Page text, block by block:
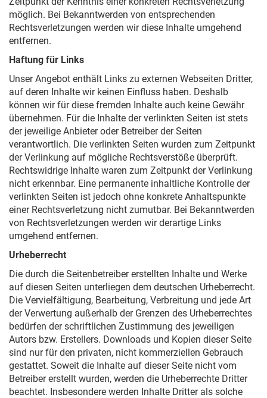
möglich. Bei Bekanntwerden von entsprechenden
Rechtsverletzungen werden wir diese Inhalte umgehend
entfernen.
Haftung für Links
Unser Angebot enthält Links zu externen Webseiten Dritter,
auf deren Inhalte wir keinen Einfluss haben. Deshalb
können wir für diese fremden Inhalte auch keine Gewähr
übernehmen. Für die Inhalte der verlinkten Seiten ist stets
der jeweilige Anbieter oder Betreiber der Seiten
verantwortlich. Die verlinkten Seiten wurden zum Zeitpunkt
der Verlinkung auf mögliche Rechtsverstöße überprüft.
Rechtswidrige Inhalte waren zum Zeitpunkt der Verlinkung
nicht erkennbar. Eine permanente inhaltliche Kontrolle der
verlinkten Seiten ist jedoch ohne konkrete Anhaltspunkte
einer Rechtsverletzung nicht zumutbar. Bei Bekanntwerden
von Rechtsverletzungen werden wir derartige Links
umgehend entfernen.
Urheberrecht
Die durch die Seitenbetreiber erstellten Inhalte und Werke
auf diesen Seiten unterliegen dem deutschen Urheberrecht.
Die Vervielfältigung, Bearbeitung, Verbreitung und jede Art
der Verwertung außerhalb der Grenzen des Urheberrechtes
bedürfen der schriftlichen Zustimmung des jeweiligen
Autors bzw. Erstellers. Downloads und Kopien dieser Seite
sind nur für den privaten, nicht kommerziellen Gebrauch
gestattet. Soweit die Inhalte auf dieser Seite nicht vom
Betreiber erstellt wurden, werden die Urheberrechte Dritter
beachtet. Insbesondere werden Inhalte Dritter als solche